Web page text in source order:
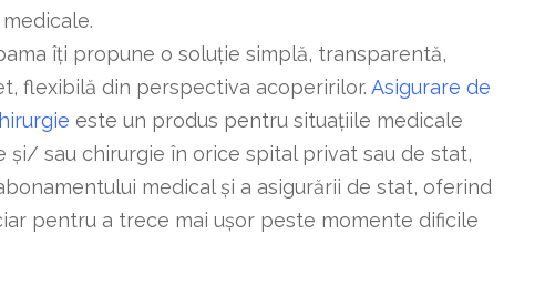
îți propune o soluție simplă, transparentă,
flexibilă din perspectiva acoperirilor. Asigurare de
este un produs pentru situațiile medicale
și/ sau chirurgie în orice spital privat sau de stat,
medical și a asigurării de stat, oferind
pentru a trece mai ușor peste momente dificile